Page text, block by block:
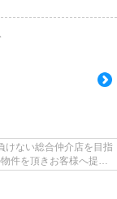
けない総合仲介店を目指
件を頂きお客様へ提供